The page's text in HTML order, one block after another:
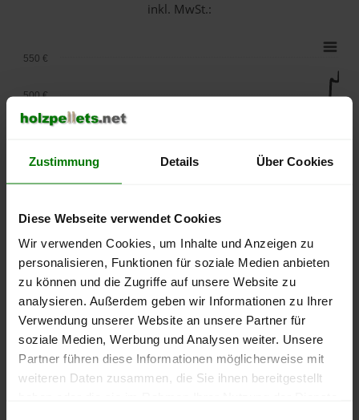
Zustimmung Details Über Cookies
Diese Webseite verwendet Cookies
Wir verwenden Cookies, um Inhalte und Anzeigen zu
personalisieren, Funktionen für soziale Medien anbieten
zu können und die Zugriffe auf unsere Website zu
analysieren. Außerdem geben wir Informationen zu Ihrer
Verwendung unserer Website an unsere Partner für
soziale Medien, Werbung und Analysen weiter. Unsere
Partner führen diese Informationen möglicherweise mit
weiteren Daten zusammen, die Sie ihnen bereitgestellt
inkl. MwSt.:
2025
2026
2026
250 €
300 €
400 €
500 €
550 €
Die aktuelle Preisentwicklung für Holzpellets in Deutschland
können Sie jederzeit auf unsererPelletspreise-Seite